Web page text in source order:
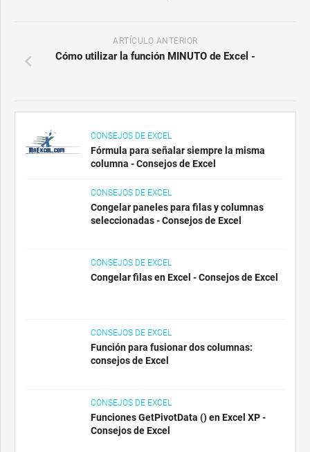
ARTÍCULO ANTERIOR
Cómo utilizar la función MINUTO de Excel -
CONSEJOS DE EXCEL
Fórmula para señalar siempre la misma
columna - Consejos de Excel
CONSEJOS DE EXCEL
Congelar paneles para filas y columnas
seleccionadas - Consejos de Excel
CONSEJOS DE EXCEL
Congelar filas en Excel - Consejos de Excel
CONSEJOS DE EXCEL
Función para fusionar dos columnas:
consejos de Excel
CONSEJOS DE EXCEL
Funciones GetPivotData () en Excel XP -
Consejos de Excel